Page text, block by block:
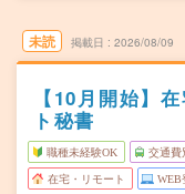
未読 掲載日 2026/08/09
【10月開始】
ト秘書
職種未経験OK 交通費
在宅・リモート WEB